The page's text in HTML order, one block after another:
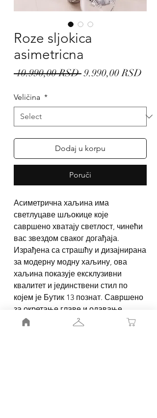
Roze sljokica
asimetricna
10.990,00 RSD Regular
9.990,00 RSD
Veličina *
Dodaj u korpu
Poruči
Асиметрична хаљина има
светлуцаве шљокице које
савршено хватају светлост, чинећи
вас звездом сваког догађаја.
Израђена са страшћу и дизајнирана
за модерну модну хаљину, ова
хаљина показује ексклузивни
квалитет и јединствени стил по
којем је Бутик 13 познат. Савршено
за окретање главе и одавање
самопоуздања, нека ова хаљина